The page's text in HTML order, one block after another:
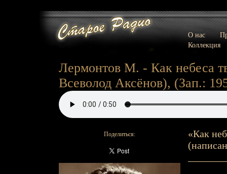
О нас
Коллекция
Лермонтов М. - Как небеса
Всеволод Аксёнов), (Зап.:
Поделиться:
«Как